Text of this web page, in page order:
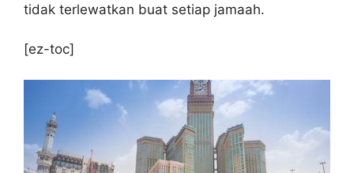
tidak terlewatkan buat setiap jamaah.
[ez-toc]